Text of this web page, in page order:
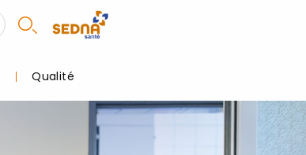
Qualité